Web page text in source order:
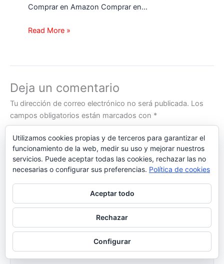
Comprar en Amazon Comprar en…
Read More »
Deja un comentario
Tu dirección de correo electrónico no será publicada. Los
campos obligatorios están marcados con *
Escribe
aquí...
Nombre*
Utilizamos cookies propias y de terceros para garantizar el
funcionamiento de la web, medir su uso y mejorar nuestros
servicios. Puede aceptar todas las cookies, rechazar las no
necesarias o configurar sus preferencias. Política de cookies
Aceptar todo
Rechazar
Configurar